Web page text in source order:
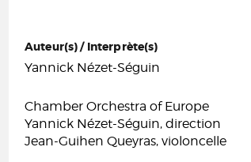
Auteur(s) / Interprète(s)
Yannick Nézet-Séguin
Chamber Orchestra of Europe
Yannick Nézet-Séguin, direction
Jean-Guihen Queyras, violoncelle